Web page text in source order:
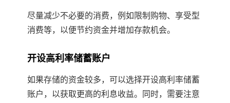
尽量减少不必要的消费，例如限制购物、享受型
消费等，以便节约资金并增加存款机会。
开设高利率储蓄账户
如果存储的资金较多，可以选择开设高利率储蓄
账户，以获取更高的利息收益。同时，需要注意